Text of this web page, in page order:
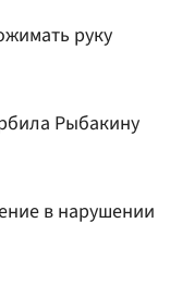
руку
Рыбакину
в нарушении